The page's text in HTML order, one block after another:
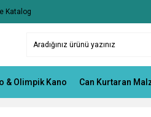
Katalog
& Olimpik Kano Can Kurtaran